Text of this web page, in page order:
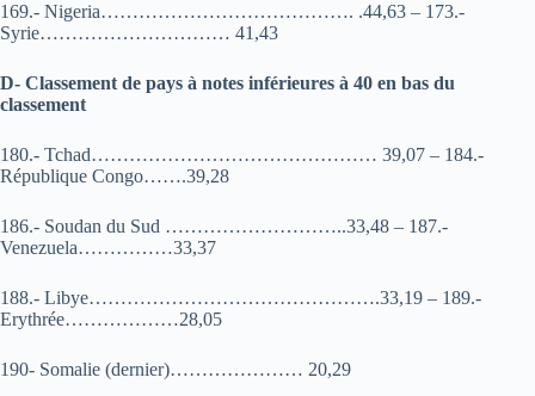
169.- Nigeria…………………………………. .44,63 – 173.-
Syrie………………………… 41,43
D- Classement de pays à notes inférieures à 40 en bas du
classement
180.- Tchad……………………………………… 39,07 – 184.-
République Congo…….39,28
186.- Soudan du Sud ………………………..33,48 – 187.-
Venezuela……………33,37
188.- Libye……………………………………….33,19 – 189.-
Erythrée………………28,05
190- Somalie (dernier)………………… 20,29